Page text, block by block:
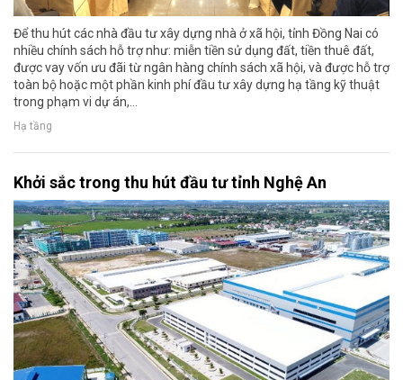
Để thu hút các nhà đầu tư xây dựng nhà ở xã hội, tỉnh Đồng Nai có
nhiều chính sách hỗ trợ như: miễn tiền sử dụng đất, tiền thuê đất,
được vay vốn ưu đãi từ ngân hàng chính sách xã hội, và được hỗ trợ
toàn bộ hoặc một phần kinh phí đầu tư xây dựng hạ tầng kỹ thuật
trong phạm vi dự án,...
Hạ tầng
Khởi sắc trong thu hút đầu tư tỉnh Nghệ An